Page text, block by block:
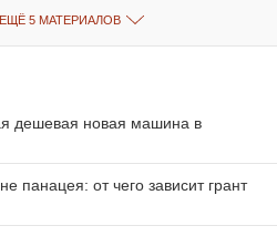
ЕЩЁ 5 МАТЕРИАЛОВ
дешевая новая машина в
панацея: от чего зависит грант